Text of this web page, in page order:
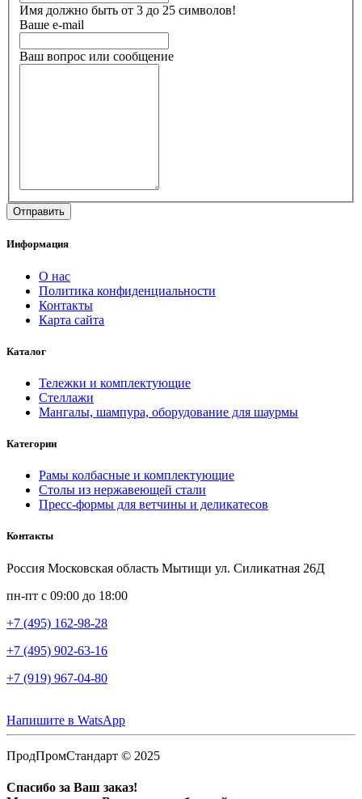
Имя должно быть от 3 до 25 символов!
Ваше e-mail
Ваш вопрос или сообщение
Информация
О нас
Политика конфиденциальности
Контакты
Карта сайта
Каталог
Тележки и комплектующие
Стеллажи
Мангалы, шампура, оборудование для шаурмы
Категории
Рамы колбасные и комплектующие
Столы из нержавеющей стали
Пресс-формы для ветчины и деликатесов
Контакты
Россия Московская область Мытищи ул. Силикатная 26Д
пн-пт с 09:00 до 18:00
+7 (495) 162-98-28
+7 (495) 902-63-16
+7 (919) 967-04-80
Напишите в WatsApp
ПродПромСтандарт © 2025
Спасибо за Ваш заказ!